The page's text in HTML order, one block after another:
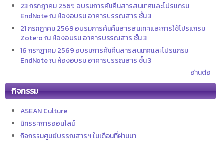
23 กรกฎาคม 2569 อบรมการค้นคืนสารสนเทศและโปรแกรม
EndNote ณ ห้องอบรม อาคารบรรณสาร ชั้น 3
21 กรกฎาคม 2569 อบรมการค้นคืนสารสนเทศและการใช้โปรแกรม
Zotero ณ ห้องอบรม อาคารบรรณสาร ชั้น 3
16 กรกฎาคม 2569 อบรมการค้นคืนสารสนเทศและโปรแกรม
EndNote ณ ห้องอบรม อาคารบรรณสาร ชั้น 3
อ่านต่อ
กิจกรรม
ASEAN Culture
นิทรรศการออนไลน์
กิจกรรมศูนย์บรรณสารฯ ในเดือนที่ผ่านมา